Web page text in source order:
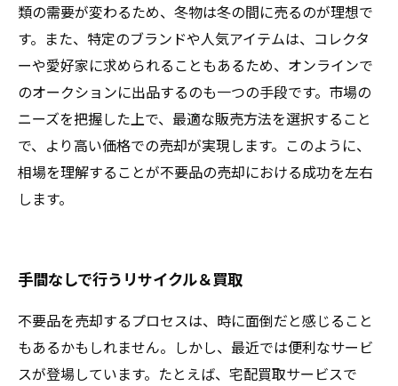
類の需要が変わるため、冬物は冬の間に売るのが理想で
す。また、特定のブランドや人気アイテムは、コレクタ
ーや愛好家に求められることもあるため、オンラインで
のオークションに出品するのも一つの手段です。市場の
ニーズを把握した上で、最適な販売方法を選択すること
で、より高い価格での売却が実現します。このように、
相場を理解することが不要品の売却における成功を左右
します。
手間なしで行うリサイクル＆買取
不要品を売却するプロセスは、時に面倒だと感じること
もあるかもしれません。しかし、最近では便利なサービ
スが登場しています。たとえば、宅配買取サービスで